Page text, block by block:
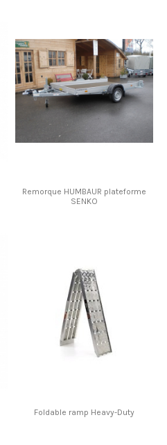
Remorque HUMBAUR plateforme
SENKO
Foldable ramp Heavy-Duty